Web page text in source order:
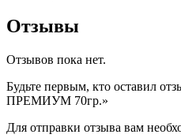
Отзывы
Отзывов пока нет.
Будьте первым, кто оставил
ПРЕМИУМ 70гр.»
Для отправки отзыва вам